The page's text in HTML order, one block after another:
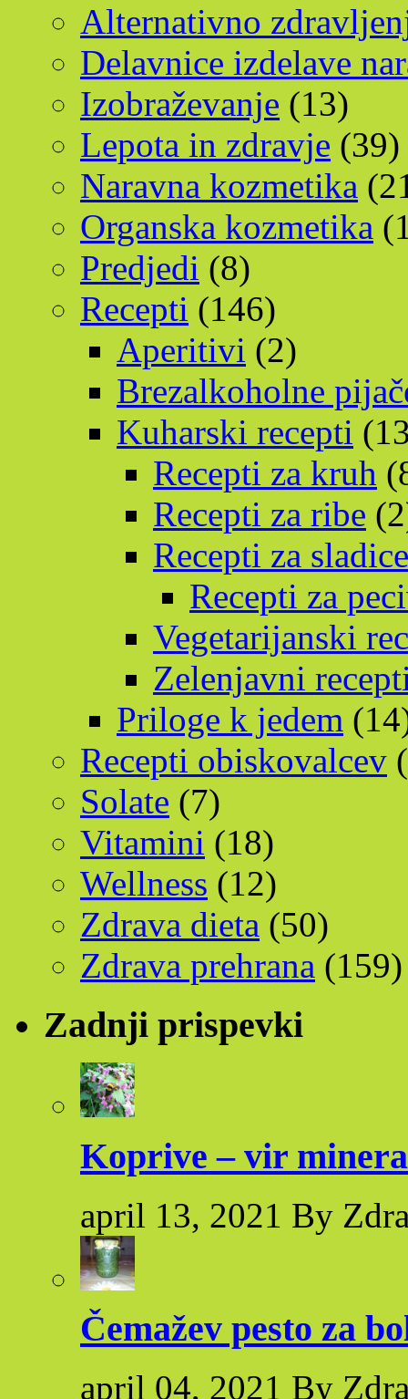
Alternativno
Delavnice izdelave
Izobraževanje (13)
Lepota in zdravje (39)
Naravna kozmetika
Organska kozmetika
Predjedi (8)
Recepti (146)
Aperitivi (2)
Brezalkoholne
Kuharski recepti
Recepti za kruh
Recepti za ribe
Recepti za sladice
Recepti za
Vegetarijanski
Zelenjavni
Priloge k jedem
Recepti obiskovalcev
Solate (7)
Vitamini (18)
Wellness (12)
Zdrava dieta (50)
Zdrava prehrana (159)
Zadnji prispevki
Koprive – vir
april 13, 2021 By
Čemažev pesto za
april 04, 2021 By